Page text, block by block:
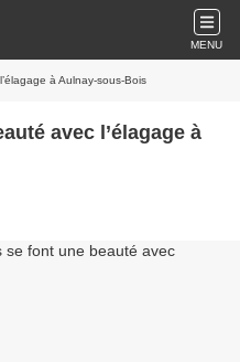
MENU
à Aulnay-sous-Bois
avec l’élagage à